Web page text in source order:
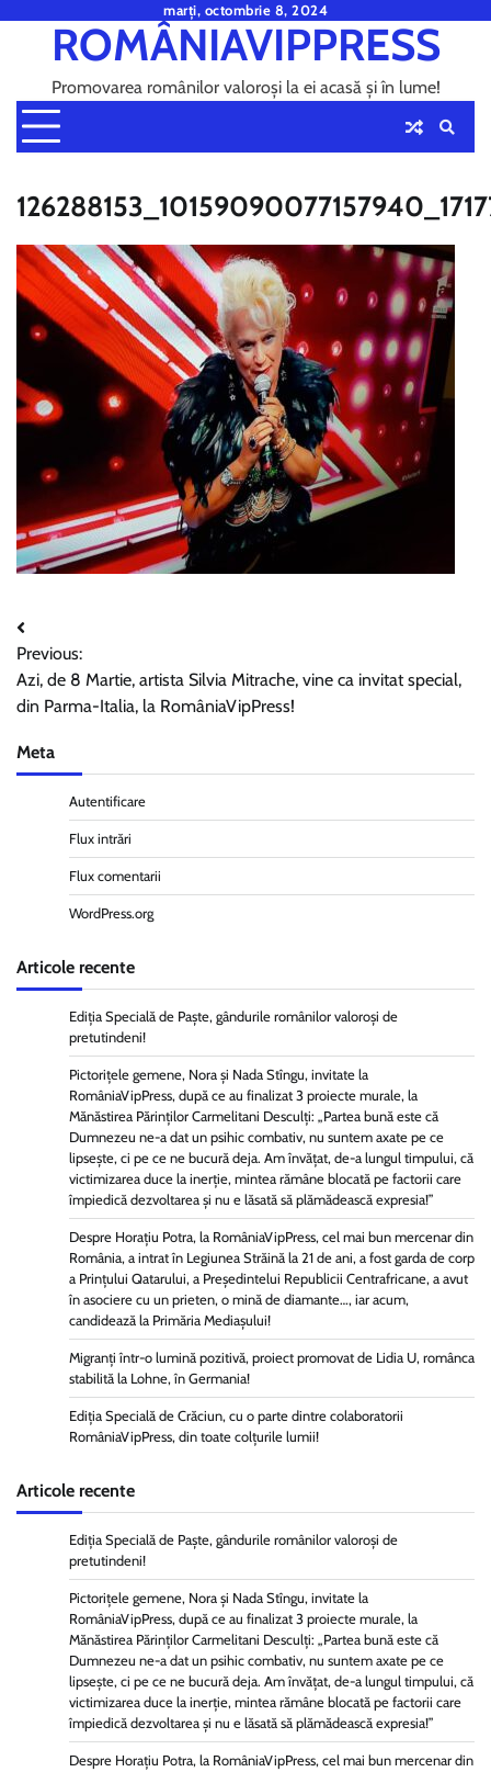
content
marți, octombrie 8, 2024
ROMÂNIAVIPPRESS
Promovarea românilor valoroși la ei acasă și în lume!
Navigare
în
articole
Previous:
Azi, de 8 Martie, artista Silvia Mitrache, vine ca invitat special,
din Parma-Italia, la RomâniaVipPress!
Meta
Autentificare
Flux intrări
Flux comentarii
WordPress.org
Articole recente
Ediția Specială de Paște, gândurile românilor valoroși de
pretutindeni!
Pictorițele gemene, Nora și Nada Stîngu, invitate la
RomâniaVipPress, după ce au finalizat 3 proiecte murale, la
Mănăstirea Părinților Carmelitani Desculți: „Partea bună este că
Dumnezeu ne-a dat un psihic combativ, nu suntem axate pe ce
lipsește, ci pe ce ne bucură deja. Am învățat, de-a lungul timpului, că
victimizarea duce la inerție, mintea rămâne blocată pe factorii care
împiedică dezvoltarea și nu e lăsată să plămădească expresia!”
Despre Horațiu Potra, la RomâniaVipPress, cel mai bun mercenar din
România, a intrat în Legiunea Străină la 21 de ani, a fost garda de corp
a Prințului Qatarului, a Președintelui Republicii Centrafricane, a avut
în asociere cu un prieten, o mină de diamante…, iar acum,
candidează la Primăria Mediașului!
Migranți într-o lumină pozitivă, proiect promovat de Lidia U, românca
stabilită la Lohne, în Germania!
Ediția Specială de Crăciun, cu o parte dintre colaboratorii
RomâniaVipPress, din toate colțurile lumii!
Articole recente
Ediția Specială de Paște, gândurile românilor valoroși de
pretutindeni!
Pictorițele gemene, Nora și Nada Stîngu, invitate la
RomâniaVipPress, după ce au finalizat 3 proiecte murale, la
Mănăstirea Părinților Carmelitani Desculți: „Partea bună este că
Dumnezeu ne-a dat un psihic combativ, nu suntem axate pe ce
lipsește, ci pe ce ne bucură deja. Am învățat, de-a lungul timpului, că
victimizarea duce la inerție, mintea rămâne blocată pe factorii care
împiedică dezvoltarea și nu e lăsată să plămădească expresia!”
Despre Horațiu Potra, la RomâniaVipPress, cel mai bun mercenar din